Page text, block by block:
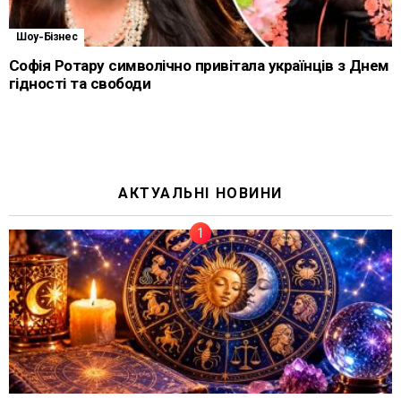
Шоу-Бізнес
Софія Ротару символічно привітала українців з Днем
гідності та свободи
АКТУАЛЬНІ НОВИНИ